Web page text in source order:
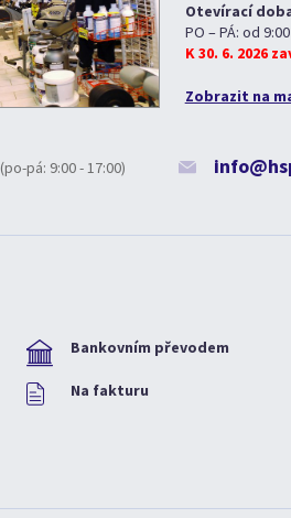
Otevírací
PO – PÁ: od
K 30. 6. 2026
Zobrazit na
(po-pá: 9:00 - 17:00)
Bankovním převodem
Na fakturu